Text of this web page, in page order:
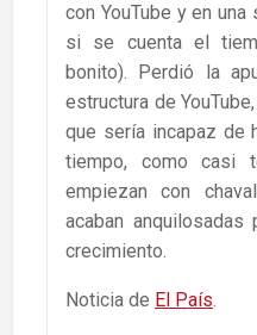
con YouTube y en
si se cuenta el
bonito). Perdió la
estructura de
que sería incapaz de
tiempo, como casi
empiezan con
acaban
crecimiento.
Noticia de El País.